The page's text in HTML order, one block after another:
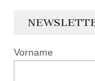
Vorname